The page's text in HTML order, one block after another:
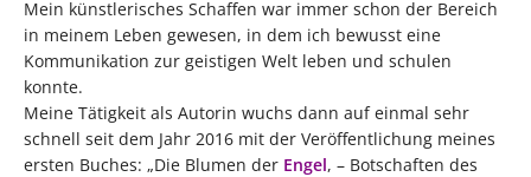
Mein künstlerisches Schaffen war immer schon der Bereich
in meinem Leben gewesen, in dem ich bewusst eine
Kommunikation zur geistigen Welt leben und schulen
konnte.
Meine Tätigkeit als Autorin wuchs dann auf einmal sehr
schnell seit dem Jahr 2016 mit der Veröffentlichung meines
ersten Buches: „Die Blumen der Engel, – Botschaften des